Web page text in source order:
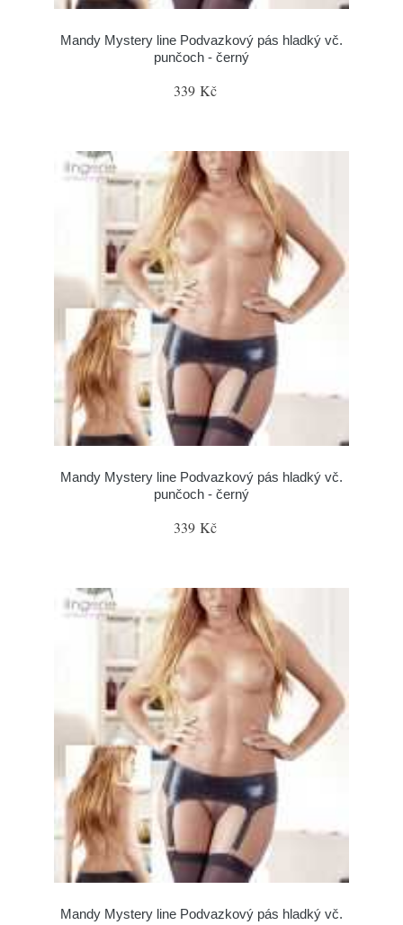
Mandy Mystery line Podvazkový pás hladký vč.
punčoch - černý
339 Kč
Mandy Mystery line Podvazkový pás hladký vč.
punčoch - černý
339 Kč
Mandy Mystery line Podvazkový pás hladký vč.